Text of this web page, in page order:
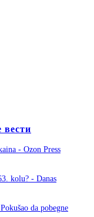
вести
- Ozon Press
kolu? - Danas
da pobegne